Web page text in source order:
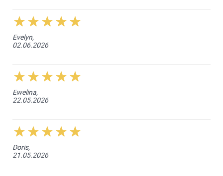
Evelyn,
02.06.2026
Ewelina,
22.05.2026
Doris,
21.05.2026